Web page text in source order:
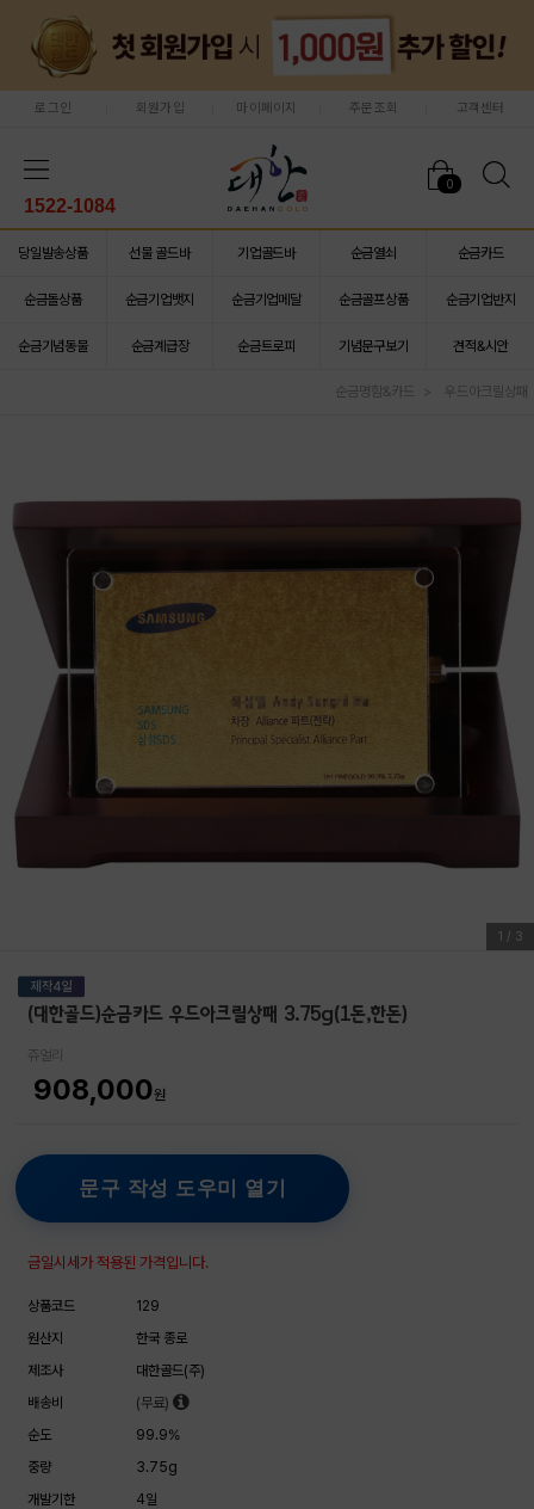
로그인 회원가입 마이페이지 주문조회 고객센터
0
1522-1084
당일발송상품 선물 골드바 기업골드바 순금열쇠 순금카드
순금돌상품 순금기업뱃지 순금기업메달 순금골프상품 순금기업반지
순금기념동물 순금계급장 순금트로피 기념문구보기 견적&시안
순금명함&카드 우드아크릴상패
1 / 3
(대한골드)순금카드 우드아크릴상패 3.75g(1돈,한돈)
쥬얼리
908,000원
문구 작성 도우미 열기
금일시세가 적용된 가격입니다.
상품코드
129
원산지
한국 종로
제조사
대한골드(주)
배송비
(무료)
순도
99.9%
중량
3.75g
개발기한
4일